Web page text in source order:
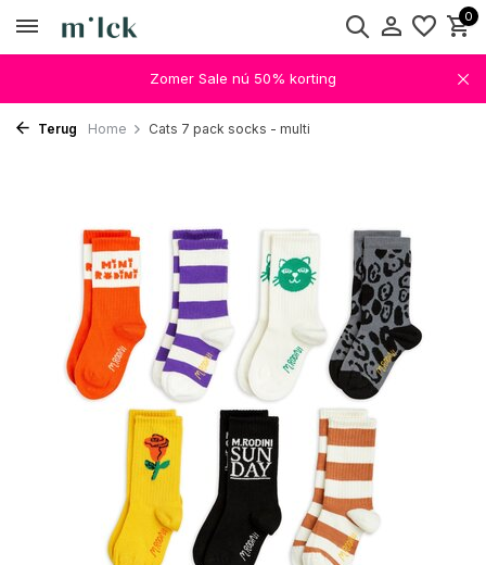
0
Zomer Sale nú 50% korting
Terug Home Cats 7 pack socks - multi